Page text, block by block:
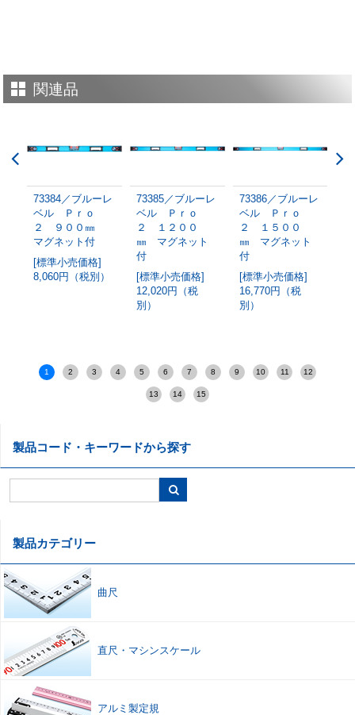
関連品
73384／ブルーレ
ベル Ｐｒｏ
２ ９００㎜
マグネット付
[標準小売価格]
8,060円（税別）
73385／ブルーレ
ベル Ｐｒｏ
２ １２００
㎜ マグネット
付
[標準小売価格]
12,020円（税
別）
73386／ブルーレ
ベル Ｐｒｏ
２ １５００
㎜ マグネット
付
[標準小売価格]
16,770円（税
別）
1 2 3 4 5 6 7 8 9 10 11 12
13 14 15
製品コード・キーワードから探す
製品カテゴリー
曲尺
直尺 ・ マシンスケール
アルミ製定規